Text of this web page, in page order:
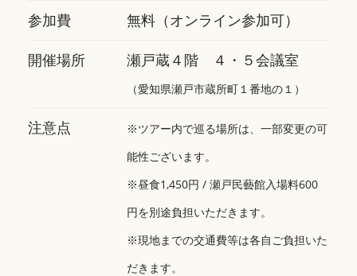
参加費 無料（オンライン参加可）
開催場所 瀬戸蔵４階 ４・５会議室
（愛知県瀬戸市蔵所町１番地の１）
注意点
※ツアー内で巡る場所は、一部変更の可
能性ございます。
※昼食1,450円 / 瀬戸民藝館入場料600
円を別途負担いただきます。
※現地までの交通費等は各自ご負担いた
だきます。